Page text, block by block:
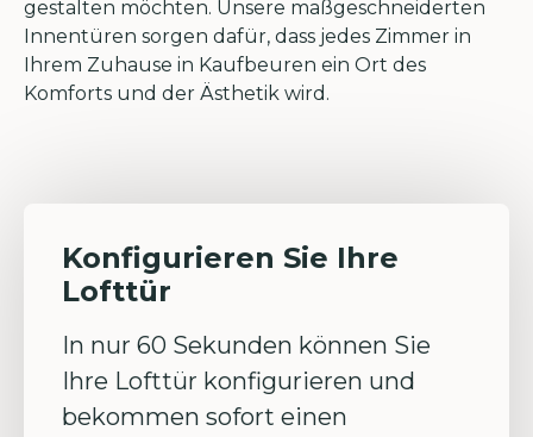
gestalten möchten. Unsere maßgeschneiderten
Innentüren sorgen dafür, dass jedes Zimmer in
Ihrem Zuhause in Kaufbeuren ein Ort des
Komforts und der Ästhetik wird.
Konfigurieren Sie Ihre
Lofttür
In nur 60 Sekunden können Sie
Ihre Lofttür konfigurieren und
bekommen sofort einen